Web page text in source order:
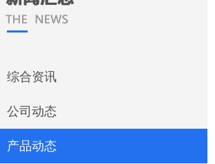
综合资讯
公司动态
产品动态